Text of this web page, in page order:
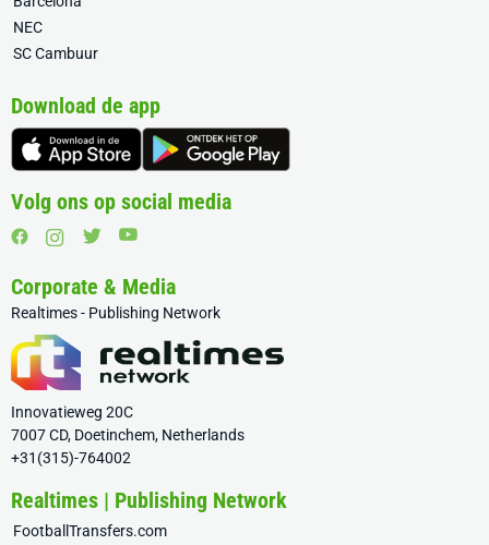
NEC
SC Cambuur
Download de app
Volg ons op social media
Corporate & Media
Realtimes - Publishing Network
Innovatieweg 20C
7007 CD, Doetinchem, Netherlands
+31(315)-764002
Realtimes | Publishing Network
FootballTransfers.com